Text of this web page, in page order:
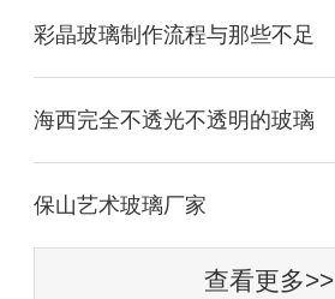
彩晶玻璃制作流程与那些不足
海西完全不透光不透明的玻璃
保山艺术玻璃厂家
查看更多>>